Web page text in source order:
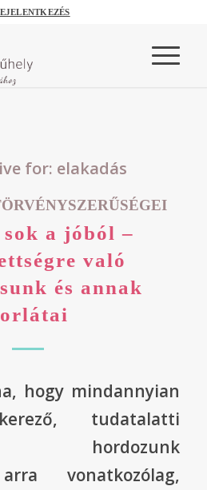
for: elakadás
a jóból –
való
és annak
hogy mindannyian
tudatalatti
hordozunk
vonatkozólag,